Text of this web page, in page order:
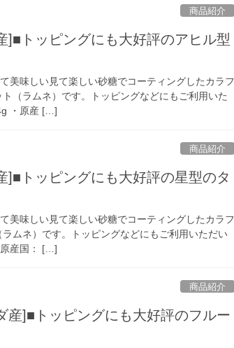
商品紹介
]■トッピングにも大好評のアヒル型
味しい見て楽しい砂糖でコーティングしたカラフ
（ラムネ）です。トッピングなどにもご利用いた
・原産 […]
商品紹介
]■トッピングにも大好評の星型のタ
味しい見て楽しい砂糖でコーティングしたカラフ
ムネ）です。トッピングなどにもご利用いただい
産国： […]
商品紹介
産]■トッピングにも大好評のフルー